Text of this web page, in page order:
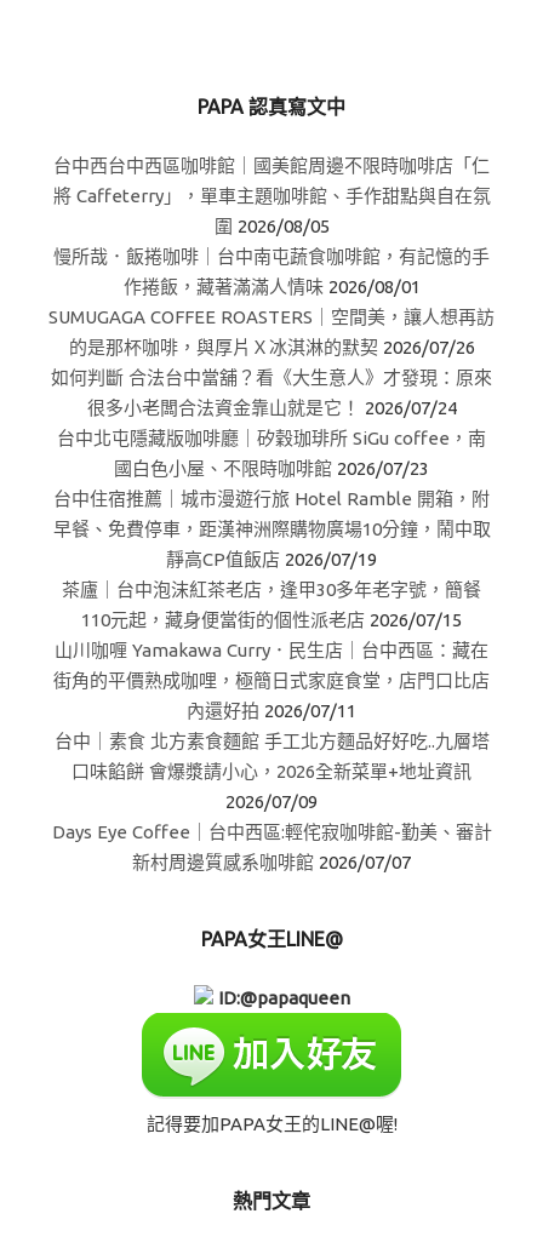
PAPA 認真寫文中
台中西台中西區咖啡館｜國美館周邊不限時咖啡店「仁
將 Caffeterry」，單車主題咖啡館、手作甜點與自在氛
圍 2026/08/05
慢所哉．飯捲咖啡｜台中南屯蔬食咖啡館，有記憶的手
作捲飯，藏著滿滿人情味 2026/08/01
SUMUGAGA COFFEE ROASTERS｜空間美，讓人想再訪
的是那杯咖啡，與厚片Ｘ冰淇淋的默契 2026/07/26
如何判斷 合法台中當舖？看《大生意人》才發現：原來
很多小老闆合法資金靠山就是它！
2026/07/24
台中北屯隱藏版咖啡廳｜矽穀珈琲所 SiGu coffee，南
國白色小屋、不限時咖啡館 2026/07/23
台中住宿推薦｜城市漫遊行旅 Hotel Ramble 開箱，附
早餐、免費停車，距漢神洲際購物廣場10分鐘，鬧中取
靜高CP值飯店 2026/07/19
茶廬｜台中泡沫紅茶老店，逢甲30多年老字號，簡餐
110元起，藏身便當街的個性派老店 2026/07/15
山川咖喱 Yamakawa Curry．民生店｜台中西區：藏在
街角的平價熟成咖哩，極簡日式家庭食堂，店門口比店
內還好拍 2026/07/11
台中｜素食 北方素食麵館 手工北方麵品好好吃..九層塔
口味餡餅 會爆漿請小心，2026全新菜單+地址資訊
2026/07/09
Days Eye Coffee｜台中西區:輕侘寂咖啡館-勤美、審計
新村周邊質感系咖啡館 2026/07/07
PAPA女王LINE@
ID:@papaqueen
記得要加PAPA女王的LINE@喔!
熱門文章